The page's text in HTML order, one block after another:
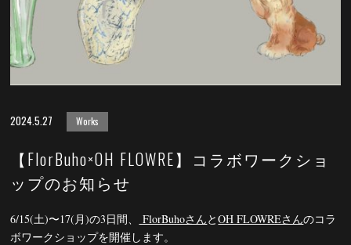
2024.5.27 Works
【FlorBuho×OH FLOWRE】コラボワークショ
ップのお知らせ
6/15(土)〜17(月)の3日間、 FlorBuhoさんとOH FLOWREさんのコラ
ボワークショップを開催します。